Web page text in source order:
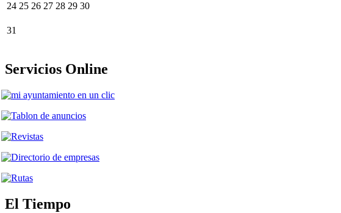
24 25 26 27 28 29 30
31
Servicios Online
El Tiempo